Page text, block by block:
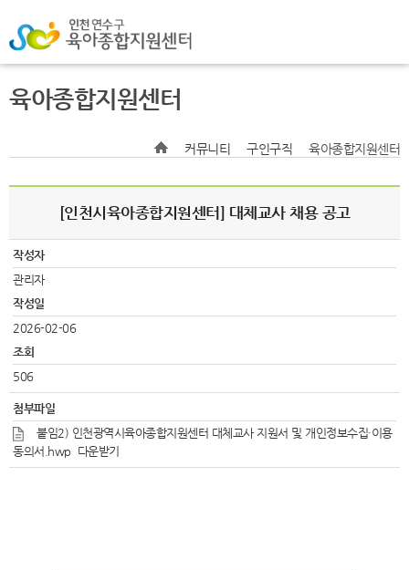
육아종합지원센터
커뮤니티 구인구직 육아종합지원센터
[인천시육아종합지원센터] 대체교사 채용 공고
작성자
관리자
작성일
2026-02-06
조회
506
첨부파일
붙임2) 인천광역시육아종합지원센터 대체교사 지원서 및 개인정보수집·이용
동의서.hwp 다운받기